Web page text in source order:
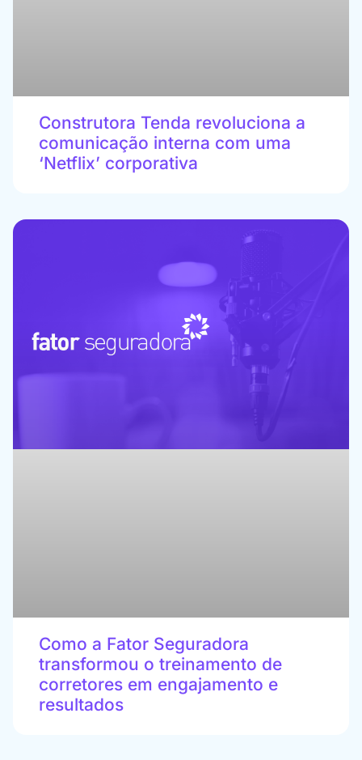
Construtora Tenda revoluciona a
comunicação interna com uma
‘Netflix’ corporativa
Como a Fator Seguradora
transformou o treinamento de
corretores em engajamento e
resultados